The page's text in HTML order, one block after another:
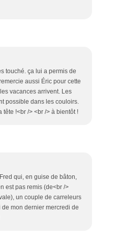
touché. ça lui a permis de
aussi Éric pour cette
vacances arrivent. Les
possible dans les couloirs.
!<br /> <br /> à bientôt !
qui, en guise de bâton,
est pas remis (de<br />
un couple de carreleurs
mon dernier mercredi de